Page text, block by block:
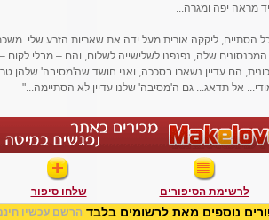
מראה יפה ומגרה...
הסתיים, ליקקה אורית מעל ידה את שאריות הזרע שלי.
שלה, נפנפנו לשלישייה לשלום, והם – מבלי לקום
הם עדיין נשארו בסככה, ואני חושד שה'מסיבה' שלהן
אל תדאג... גם ה'מסיבה' שלנו עדיין לא הסתיימה..."
לרשימת הסיפורים שלחו סיפור
נוספים מאת לרשומים בלבד הרשם עכשיו